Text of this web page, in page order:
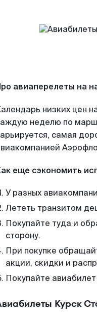
авиаперелеты на
низких цен
неделю по
самая
еще сэкономить
У разных
Лететь транзитом
Покупайте туда и
сторону.
При покупке
акции, скидки и
Покупайте
Курск